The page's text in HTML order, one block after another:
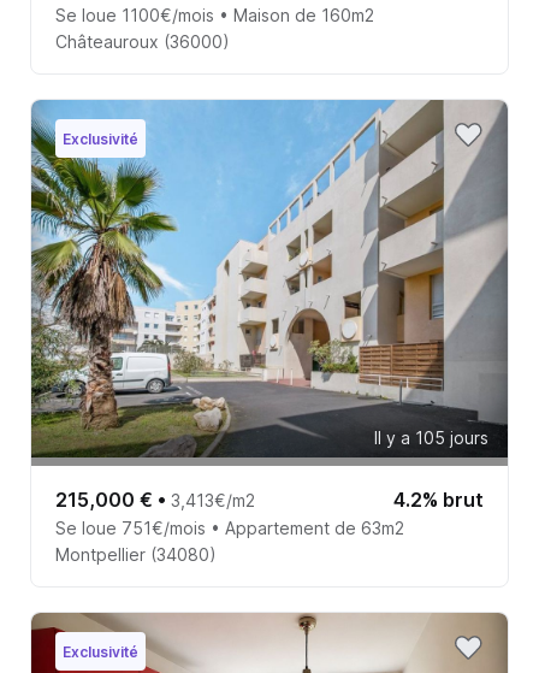
Se loue 1100€/mois • Maison de 160m2
Châteauroux (36000)
Exclusivité
Il y a 105 jours
215,000 € • 3,413€/m2 4.2% brut
Se loue 751€/mois • Appartement de 63m2
Montpellier (34080)
Exclusivité